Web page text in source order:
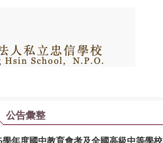
公告彙整
學年度國中教育會考及全國高級中等學